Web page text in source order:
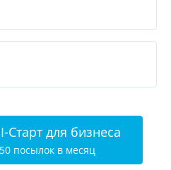
Старт для бизнеса
посылок в месяц